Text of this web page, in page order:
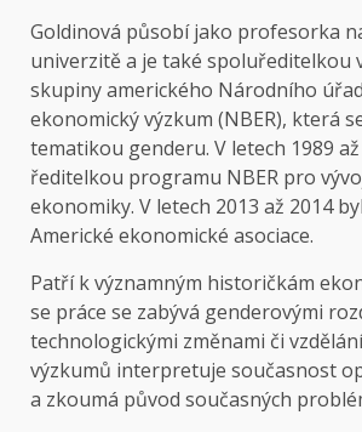
Goldinová působí jako profesorka
univerzitě a je také spoluředitelkou
skupiny amerického Národního
ekonomický výzkum (NBER), která
tematikou genderu. V letech 1989
ředitelkou programu NBER pro
ekonomiky. V letech 2013 až 2014
Americké ekonomické asociace.
Patří k významným historičkám
se práce se zabývá genderovými
technologickými změnami či
výzkumů interpretuje současnost
a zkoumá původ současných